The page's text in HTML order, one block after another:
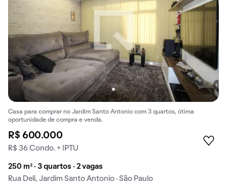
Casa para comprar no Jardim Santo Antonio com 3 quartos, ótima
oportunidade de compra e venda.
R$ 600.000
R$ 36 Condo. + IPTU
250 m² · 3 quartos · 2 vagas
Rua Deli, Jardim Santo Antonio · São Paulo